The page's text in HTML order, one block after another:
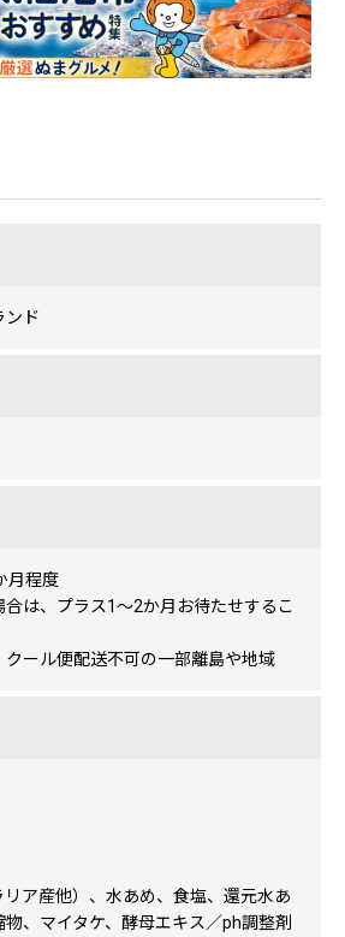
ンド
月程度
は、プラス1〜2か月お待たせするこ
ール便配送不可の一部離島や地域
ア産他）、水あめ、食塩、還元水あ
、マイタケ、酵母エキス／ph調整剤